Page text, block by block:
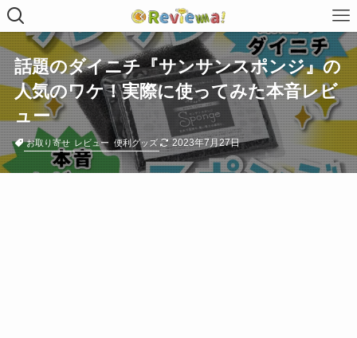
話題のダイニチ『サンサンスポンジ』の
人気のワケ！実際に使ってみた本音レビ
ュー
お取り寄せ レビュー 便利グッズ 2023年7月27日